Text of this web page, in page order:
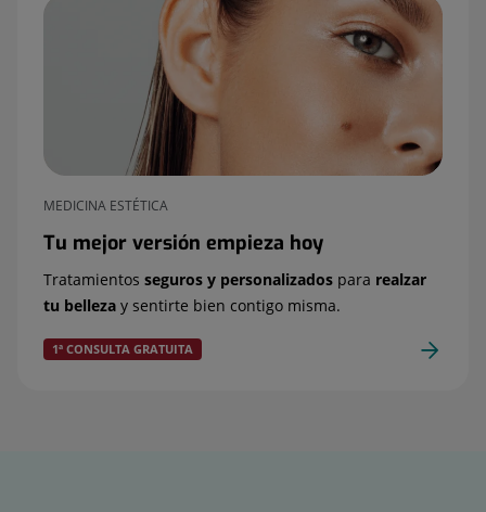
MEDICINA ESTÉTICA
Tu mejor versión empieza hoy
Tratamientos seguros y personalizados para realzar
tu belleza y sentirte bien contigo misma.
1ª CONSULTA GRATUITA